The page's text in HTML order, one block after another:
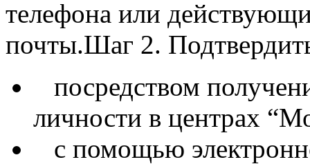
телефона или
почты.Шаг 2.
посредством
личности в центрах
с помощью